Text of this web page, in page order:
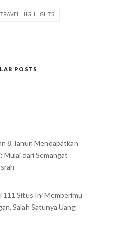
TRAVEL HIGHLIGHTS
POSTS
8 Tahun Mendapatkan
Mulai dari Semangat
111 Situs Ini Memberimu
Salah Satunya Uang